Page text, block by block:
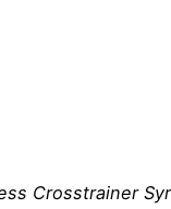
Crosstrainer